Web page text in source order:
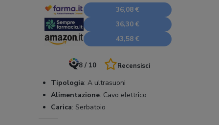
36,08 €
36,30 €
43,58 €
8 / 10 Recensisci
Tipologia: A ultrasuoni
Alimentazione: Cavo elettrico
Carica: Serbatoio